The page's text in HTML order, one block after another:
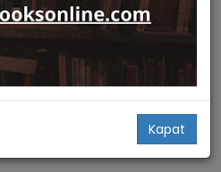
Kapat